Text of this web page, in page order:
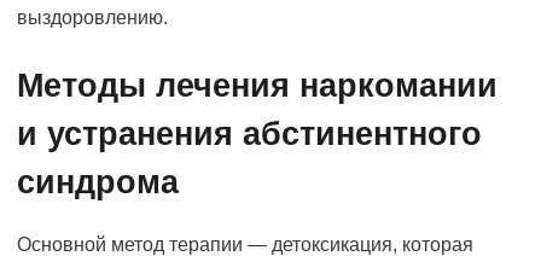
выздоровлению.
Методы лечения наркомании
и устранения абстинентного
синдрома
Основной метод терапии — детоксикация, которая